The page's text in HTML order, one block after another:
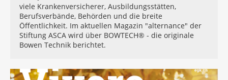
viele Krankenversicherer, Ausbildungsstätten,
Berufsverbände, Behörden und die breite
Öffentlichkeit. Im aktuellen Magazin "alternance" der
Stiftung ASCA wird über BOWTECH® - die originale
Bowen Technik berichtet.